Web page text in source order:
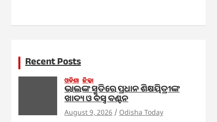
Recent Posts
ଓଡ଼ିଶା ଜିଲ୍ଲା
ଭାଇଙ୍କ ସ୍ମୃତିରେ ପ୍ରଧାନ ଶିକ୍ଷୟିତ୍ରୀଙ୍କ
ଖାଦ୍ୟ ଓ ବସ୍ତ୍ର ବଣ୍ଟନ
August 9, 2026 Odisha Today